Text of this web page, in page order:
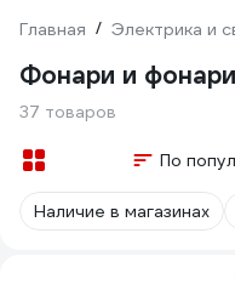
Главная / Электрика и
Фонари и
37 товаров
По
Наличие в магазинах